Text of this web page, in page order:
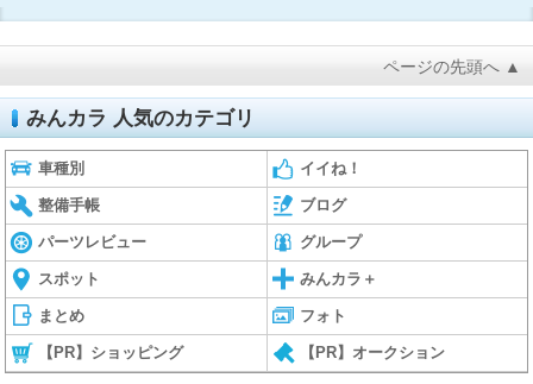
ページの先頭へ ▲
みんカラ 人気のカテゴリ
車種別 イイね！
整備手帳 ブログ
パーツレビュー グループ
スポット みんカラ＋
まとめ フォト
【PR】ショッピング 【PR】オークション